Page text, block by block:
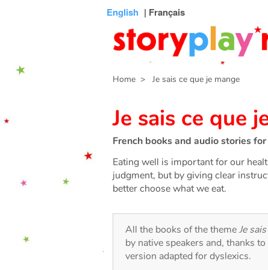
English | Français
Home > Je sais ce que je mange
Je sais ce que
French books and audio stories
Eating well is important for our
judgment, but by giving clear
better choose what we eat.
All the books of the themeJe
by native speakers and, thanks
version adapted for dyslexics.